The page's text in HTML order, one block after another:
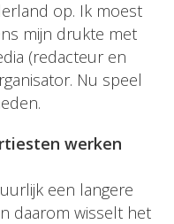
op. Ik moest
mijn drukte met
(redacteur en
Nu speel
werken
een langere
daarom wisselt het